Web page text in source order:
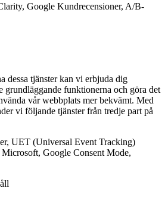
Google Kundrecensioner, A/B-
dessa tjänster kan vi erbjuda dig
grundläggande funktionerna och göra det
vår webbplats mer bekvämt. Med
vi följande tjänster från tredje part på
UET (Universal Event Tracking)
Google Consent Mode,